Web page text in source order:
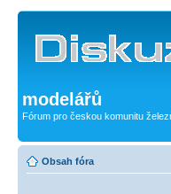
modelářů
Fórum pro českou komunitu
Obsah fóra